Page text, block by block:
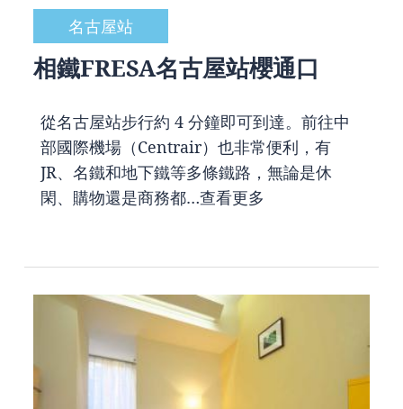
名古屋站
相鐵FRESA名古屋站櫻通口
從名古屋站步行約 4 分鐘即可到達。前往中
部國際機場（Centrair）也非常便利，有
JR、名鐵和地下鐵等多條鐵路，無論是休
閑、購物還是商務都…查看更多